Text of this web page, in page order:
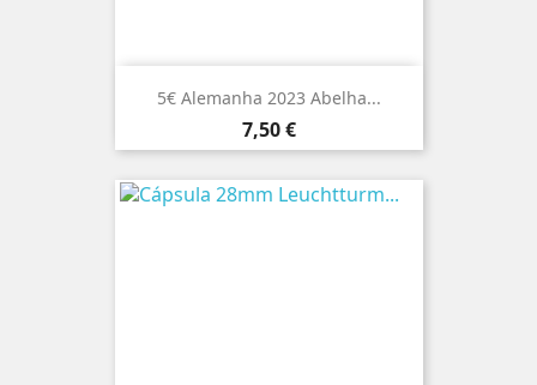
5€ Alemanha 2023 Abelha...
Preço
7,50 €